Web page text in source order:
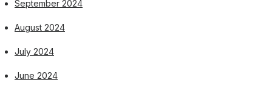
September 2024
August 2024
July 2024
June 2024